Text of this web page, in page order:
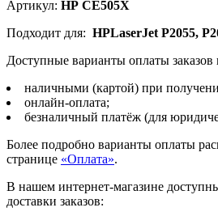
Артикул: НР CE505X
Подходит для: HPLaserJet P2055,
Доступные варианты оплаты заказов
наличными (картой) при
онлайн-оплата;
безналичный платёж (для
Более подробно варианты оплаты
странице «Оплата».
В нашем интернет-магазине
доставки заказов: